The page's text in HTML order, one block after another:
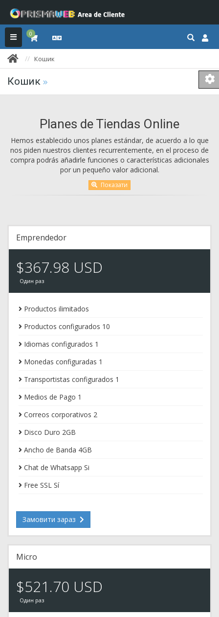
0
Кошик
Кошик
Planes de Tiendas Online
Hemos establecido unos planes estándar, de acuerdo a lo que
nos piden nuestros clientes recurrentemente, en el proceso de
compra podrás añadirle funciones o características adicionales
por un pequeño valor adicional.
Показати
Emprendedor
$367.98 USD
Один раз
Productos ilimitados
Productos configurados 10
Idiomas configurados 1
Monedas configuradas 1
Transportistas configurados 1
Medios de Pago 1
Correos corporativos 2
Disco Duro 2GB
Ancho de Banda 4GB
Chat de Whatsapp Si
Free SSL Sí
Замовити зараз
Micro
$521.70 USD
Один раз